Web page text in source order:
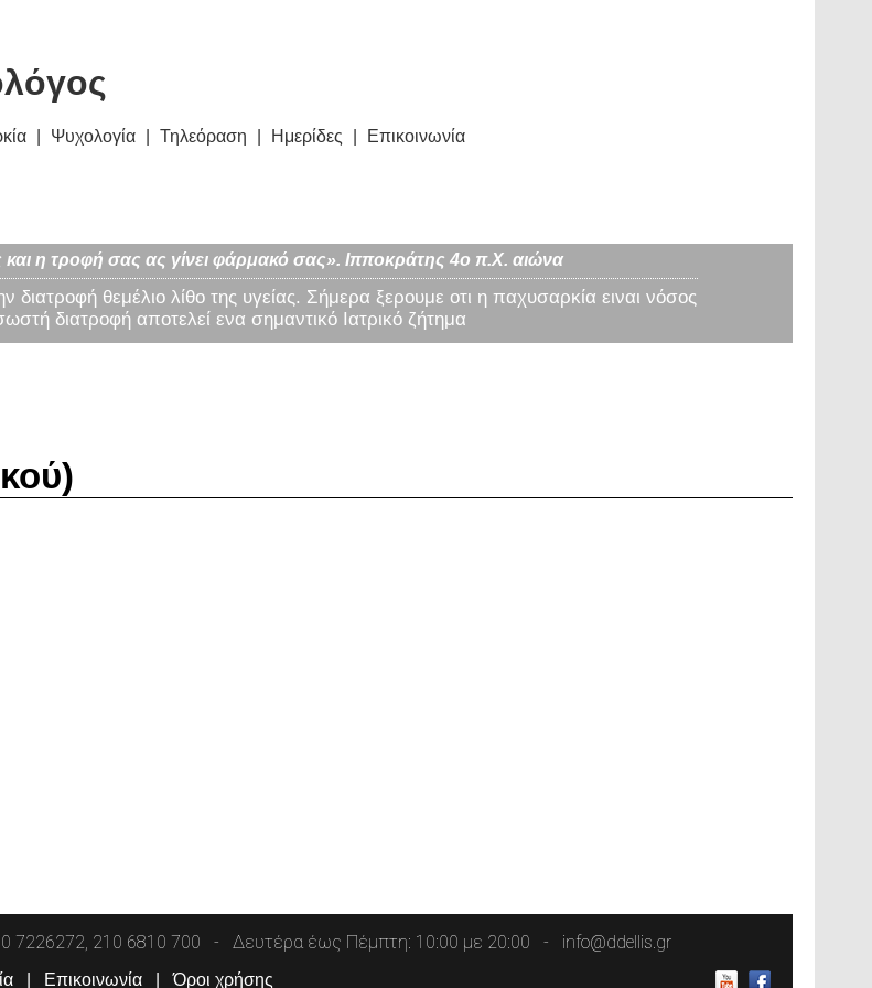
Ψυχολογία Τηλεόραση Ημερίδες Επικοινωνία
η τροφή σας ας γίνει φάρμακό σας». Ιπποκράτης 4ο π.Χ. αιώνα
θεμέλιο λίθο της υγείας. Σήμερα ξερουμε οτι η παχυσαρκία ειναι νόσος
διατροφή αποτελεί ενα σημαντικό Ιατρικό ζήτημα
7226272, 210 6810 700 Δευτέρα έως Πέμπτη: 10:00 με 20:00 info@ddellis.gr
Επικοινωνία Όροι χρήσης